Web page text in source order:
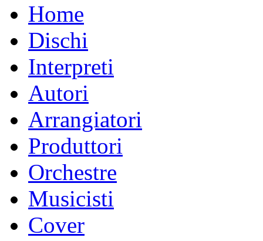
Home
Dischi
Interpreti
Autori
Arrangiatori
Produttori
Orchestre
Musicisti
Cover